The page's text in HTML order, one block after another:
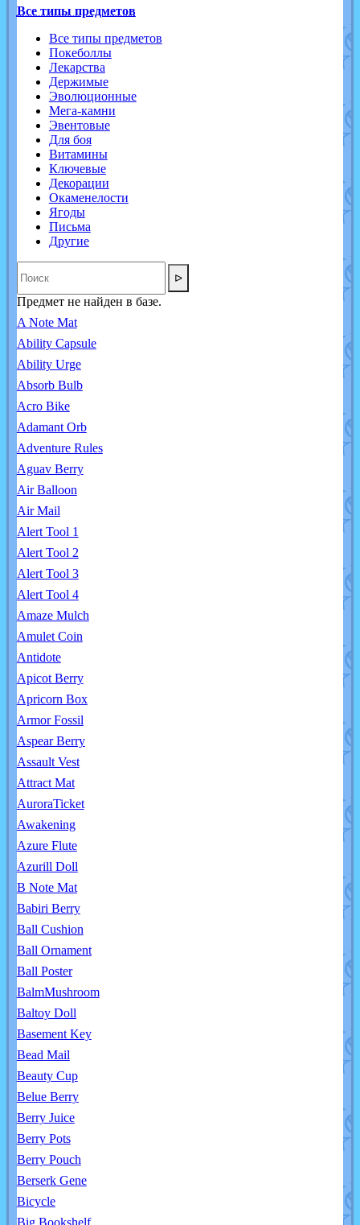
Все типы предметов
Все типы предметов
Покеболлы
Лекарства
Держимые
Эволюционные
Мега-камни
Эвентовые
Для боя
Витамины
Ключевые
Декорации
Окаменелости
Ягоды
Письма
Другие
ᐅ
Предмет не найден в базе.
A Note Mat
Ability Capsule
Ability Urge
Absorb Bulb
Acro Bike
Adamant Orb
Adventure Rules
Aguav Berry
Air Balloon
Air Mail
Alert Tool 1
Alert Tool 2
Alert Tool 3
Alert Tool 4
Amaze Mulch
Amulet Coin
Antidote
Apicot Berry
Apricorn Box
Armor Fossil
Aspear Berry
Assault Vest
Attract Mat
AuroraTicket
Awakening
Azure Flute
Azurill Doll
B Note Mat
Babiri Berry
Ball Cushion
Ball Ornament
Ball Poster
BalmMushroom
Baltoy Doll
Basement Key
Bead Mail
Beauty Cup
Belue Berry
Berry Juice
Berry Pots
Berry Pouch
Berserk Gene
Bicycle
Big Bookshelf